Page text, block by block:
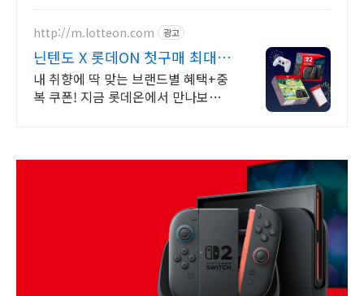
http://m.lotteon.com 광고
닌텐도 X 롯데ON 첫구매 최대 5
천원 혜택!
내 취향에 딱 맞는 브랜드별 혜택+중
복 쿠폰! 지금 롯데온에서 만나보세